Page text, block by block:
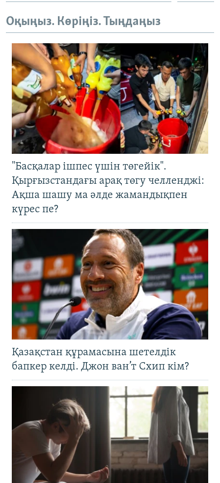
Оқыңыз. Көріңіз. Тыңдаңыз
"Басқалар ішпес үшін төгейік".
Қырғызстандағы арақ төгу челленджі:
Ақша шашу ма әлде жамандықпен
күрес пе?
Қазақстан құрамасына шетелдік
бапкер келді. Джон ван’т Схип кім?